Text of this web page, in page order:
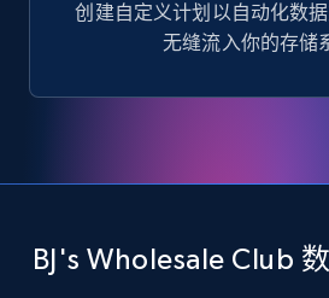
创建自定义计划以自动化数
无缝流入你的存储
BJ's Wholesale Club